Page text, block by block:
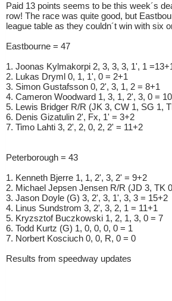
Paid 13 points seems to be this week´s
row! The race was quite good, but
league table as they couldn´t win with six
Eastbourne = 47
1. Joonas Kylmakorpi 2, 3, 3, 3, 1', 1
2. Lukas Dryml 0, 1, 1', 0 = 2+1
3. Simon Gustafsson 0, 2', 3, 1, 2 = 8+1
4. Cameron Woodward 1, 3, 1, 2', 3, 0 =
5. Lewis Bridger R/R (JK 3, CW 1, SG 1,
6. Denis Gizatulin 2', Fx, 1' = 3+2
7. Timo Lahti 3, 2', 2, 0, 2, 2' = 11+2
Peterborough = 43
1. Kenneth Bjerre 1, 1, 2', 3, 2' = 9+2
2. Michael Jepsen Jensen R/R (JD 3, TK
3. Jason Doyle (G) 3, 2', 3, 1', 3, 3 = 15+2
4. Linus Sundstrom 3, 2', 3, 2, 1 = 11+1
5. Kryzsztof Buczkowski 1, 2, 1, 3, 0 = 7
6. Todd Kurtz (G) 1, 0, 0, 0, 0 = 1
7. Norbert Kosciuch 0, 0, R, 0 = 0
Results from speedway updates